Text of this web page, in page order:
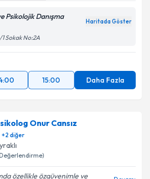
Psikolojik Danışma
Haritada Göster
Sokak No:2A
15:00 Daha Fazla
Onur Cansız
+2 diğer
özellikle özgüvenimle ve